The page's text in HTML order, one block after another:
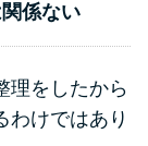
係ない
理をしたから
わけではあり